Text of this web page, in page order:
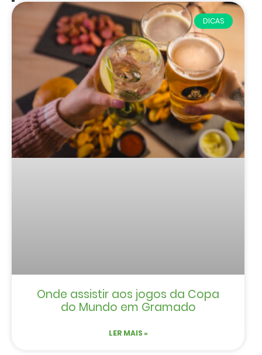
DICAS
Onde assistir aos jogos da Copa
do Mundo em Gramado
LER MAIS »